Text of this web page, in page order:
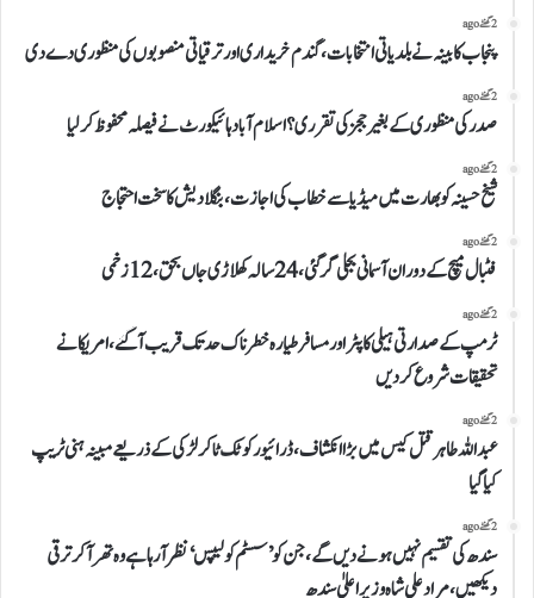
2 گھنٹے ago
پنجاب کابینہ نے بلدیاتی انتخابات، گندم خریداری اور ترقیاتی منصوبوں کی منظوری دے دی
2 گھنٹے ago
صدر کی منظوری کے بغیر ججز کی تقرری؟ اسلام آباد ہائیکورٹ نے فیصلہ محفوظ کر لیا
2 گھنٹے ago
شیخ حسینہ کو بھارت میں میڈیا سے خطاب کی اجازت، بنگلادیش کا سخت احتجاج
2 گھنٹے ago
فٹبال میچ کے دوران آسمانی بجلی گر گئی، 24 سالہ کھلاڑی جاں بحق، 12 زخمی
2 گھنٹے ago
ٹرمپ کے صدارتی ہیلی کاپٹر اور مسافر طیارہ خطرناک حد تک قریب آ گئے، امریکا نے
تحقیقات شروع کر دیں
2 گھنٹے ago
عبداللہ طاہر قتل کیس میں بڑا انکشاف، ڈرائیور کو ٹک ٹاکر لڑکی کے ذریعے مبینہ ہنی ٹریپ
کیا گیا
2 گھنٹے ago
سندھ کی تقسیم نہیں ہونے دیں گے،جن کو ’سسٹم کولیپس‘ نظر آرہا ہے وہ تھر آ کر ترقی
دیکھیں،مراد علی شاہ وزیر اعلیٰ سندھ